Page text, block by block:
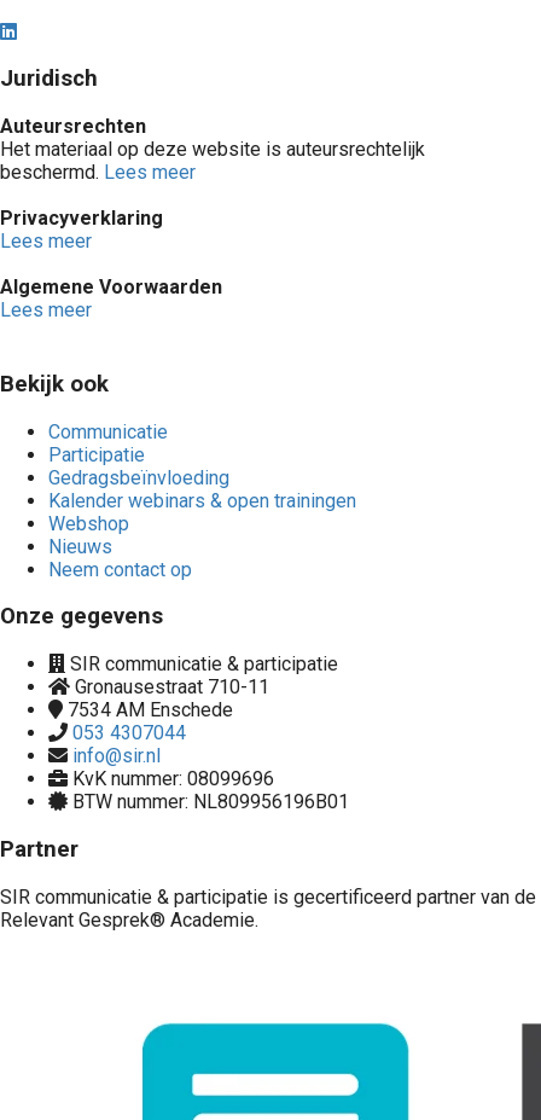
Juridisch
Auteursrechten
Het materiaal op deze website is auteursrechtelijk
beschermd. Lees meer
Privacyverklaring
Lees meer
Algemene Voorwaarden
Lees meer
Bekijk ook
Communicatie
Participatie
Gedragsbeïnvloeding
Kalender webinars & open trainingen
Webshop
Nieuws
Neem contact op
Onze gegevens
SIR communicatie & participatie
Gronausestraat 710-11
7534 AM Enschede
053 4307044
info@sir.nl
KvK nummer: 08099696
BTW nummer: NL809956196B01
Partner
SIR communicatie & participatie is gecertificeerd partner van de
Relevant Gesprek® Academie.